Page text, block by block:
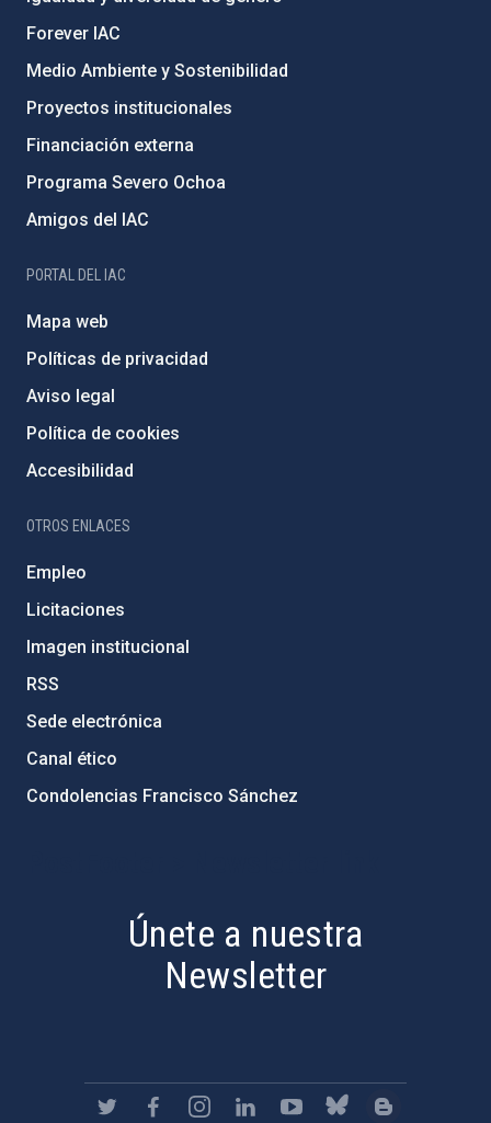
Forever IAC
Medio Ambiente y Sostenibilidad
Proyectos institucionales
Financiación externa
Programa Severo Ochoa
Amigos del IAC
PORTAL DEL IAC
Mapa web
Políticas de privacidad
Aviso legal
Política de cookies
Accesibilidad
OTROS ENLACES
Empleo
Licitaciones
Imagen institucional
RSS
Sede electrónica
Canal ético
Condolencias Francisco Sánchez
Únete a nuestra
Newsletter